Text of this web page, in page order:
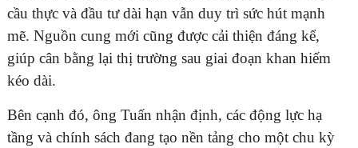
cầu thực và đầu tư dài hạn vẫn duy trì sức hút mạnh
mẽ. Nguồn cung mới cũng được cải thiện đáng kể,
giúp cân bằng lại thị trường sau giai đoạn khan hiếm
kéo dài.
Bên cạnh đó, ông Tuấn nhận định, các động lực hạ
tầng và chính sách đang tạo nền tảng cho một chu kỳ